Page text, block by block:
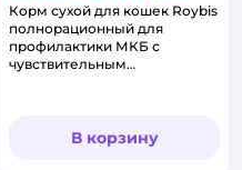
Корм сухой для кошек Roybis
полнорационный для
профилактики МКБ с
чувствительным
В корзину